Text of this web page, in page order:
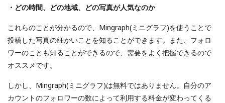
・どの時間、どの地域、どの写真が人気なのか
これらのことが分かるので、Mingraph(ミニグラフ)を使うことで
投稿した写真の細かいことを知ることができます。また、フォロ
ワーのことも知ることができるので、需要をよく把握できるので
オススメです。
しかし、Mingraph(ミニグラフ)は無料ではありません。自分のア
カウントのフォロワーの数によって利用する料金が変わってくる